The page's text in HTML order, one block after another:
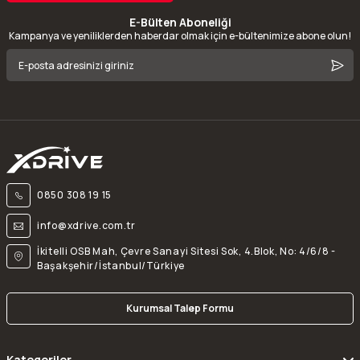
E-Bülten Aboneliği
Kampanya ve yeniliklerden haberdar olmak için e-bültenimize abone olun!
0850 308 19 15
info@xdrive.com.tr
İkitelli OSB Mah, Çevre Sanayi Sitesi Sok, 4.Blok, No: 4/6/8 -
Başakşehir/İstanbul/Türkiye
Kurumsal Talep Formu